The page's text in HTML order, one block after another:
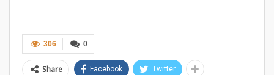
0
306
Share Facebook Twitter